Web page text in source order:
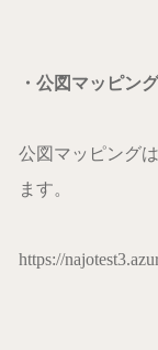
・公図マッピング
公図マッピング
ます。
https://